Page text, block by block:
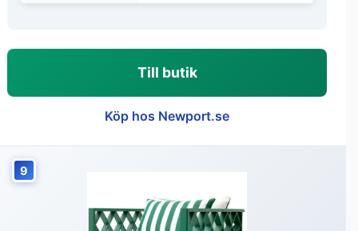
Till butik
Köp hos Newport.se
9